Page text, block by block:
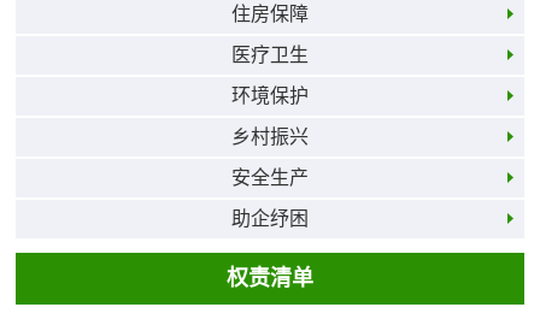
住房保障
医疗卫生
环境保护
乡村振兴
安全生产
助企纾困
权责清单